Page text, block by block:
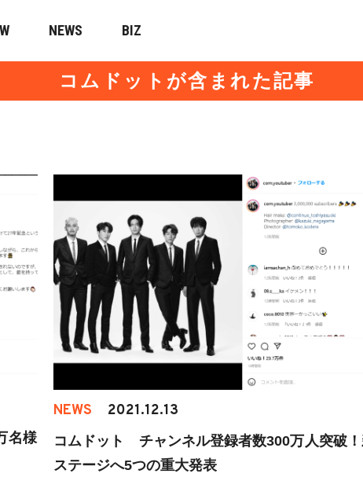
NEWS BIZ
コムドットが含まれた記事
名様
NEWS 2021.12.13
コムドット チャンネル登録者数300万人突破
ステージへ5つの重大発表